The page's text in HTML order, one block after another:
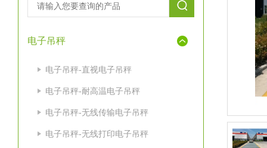
电子吊秤
电子吊秤-直视电子吊秤
电子吊秤-耐高温电子吊秤
电子吊秤-无线传输电子吊秤
电子吊秤-无线打印电子吊秤